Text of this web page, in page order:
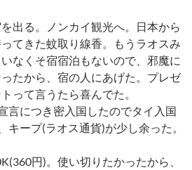
出る。ノンカイ観光へ。日本から
てきた蚊取り線香。もうラオスみ
なくそ宿宿泊もないので、邪魔に
たから、宿の人にあげた。プレゼ
って言うたら喜んでた。
言につき密入国したのでタイ入国
キープ(ラオス通貨)が少し余った。
円)。使い切りたかったから、